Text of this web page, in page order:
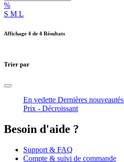
%
S M L
Affichage 4 de 4 Résultats
Trier par
En vedette Dernières nouveautés
Prix - Décroissant
Besoin d'aide ?
Support & FAQ
Compte & suivi de commande